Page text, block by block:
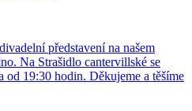
představení na našem
Na Strašidlo cantervillské se
od 19:30 hodin. Děkujeme a těšíme